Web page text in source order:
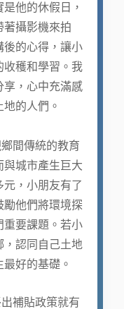
他的休假日，
著攝影機來拍
後的心得，讓小
收穫和學習。我
享，心中充滿感
的人們。
間傳統的教育
與城市產生巨大
，小朋友有了
勵他們將環境探
重要課題。若小
，認同自己土地
好的基礎。
補貼政策就有